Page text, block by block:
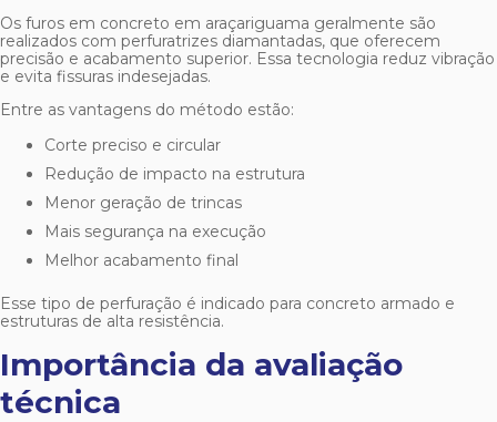
Os furos em concreto em araçariguama geralmente são
realizados com perfuratrizes diamantadas, que oferecem
precisão e acabamento superior. Essa tecnologia reduz vibração
e evita fissuras indesejadas.
Entre as vantagens do método estão:
Corte preciso e circular
Redução de impacto na estrutura
Menor geração de trincas
Mais segurança na execução
Melhor acabamento final
Esse tipo de perfuração é indicado para concreto armado e
estruturas de alta resistência.
Importância da avaliação
técnica